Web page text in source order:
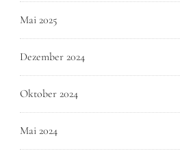
Mai 2025
Dezember 2024
Oktober 2024
Mai 2024